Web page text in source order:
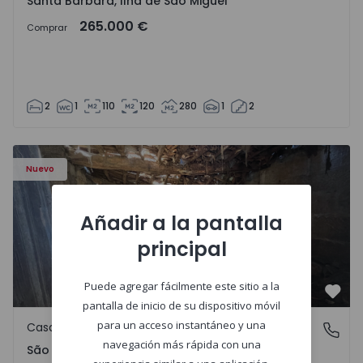
Comprar 265.000 €
2 1 110 120 280 1 2
Nuevo
Casa Vila Real, São Tomé do Castelo e Justes - 1575189 - 1
São Tomé do Castelo e Justes, Vila Real
Casa de Campo
São Tomé do Castelo e Justes, Vila Real
Añadir a la pantalla
principal
Puede agregar fácilmente este sitio a la
pantalla de inicio de su dispositivo móvil
para un acceso instantáneo y una
navegación más rápida con una